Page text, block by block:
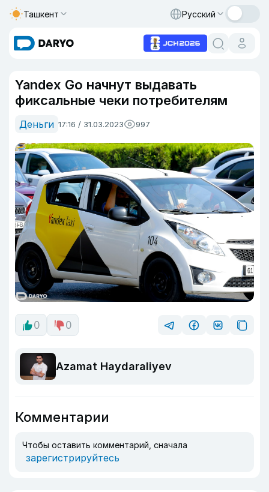
Ташкент Русский
Yandex Go начнут выдавать
фиксальные чеки потребителям
Деньги 17:16 / 31.03.2023 997
0 0
Azamat Haydaraliyev
Комментарии
Чтобы оставить комментарий, сначала
зарегистрируйтесь